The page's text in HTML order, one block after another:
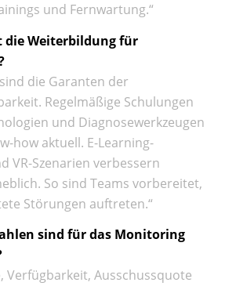
und Fernwartung.“
die Weiterbildung für
die Garanten der
Regelmäßige Schulungen
und Diagnosewerkzeugen
how aktuell. E-Learning-
VR-Szenarien verbessern
So sind Teams vorbereitet,
Störungen auftreten.“
sind für das Monitoring
Verfügbarkeit, Ausschussquote